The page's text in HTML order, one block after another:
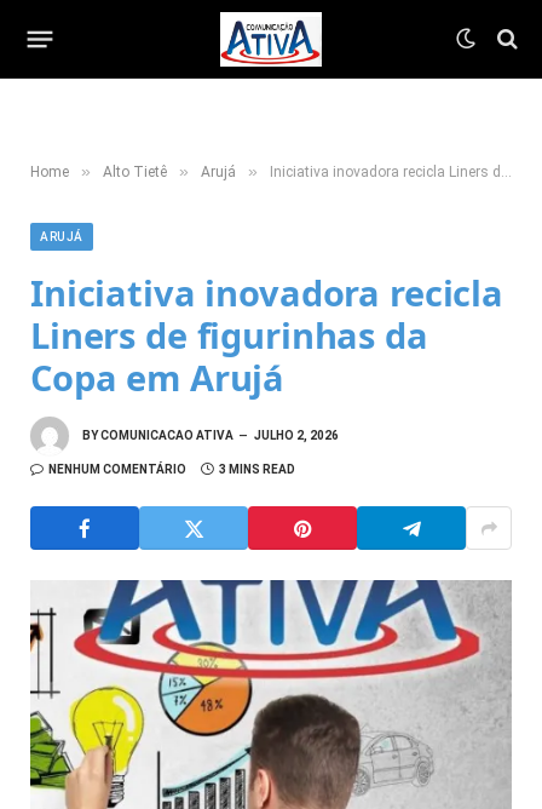
Home » Alto Tietê » Arujá » Iniciativa inovadora recicla Liners de figurinhas da Copa em Arujá
ARUJÁ
Iniciativa inovadora recicla
Liners de figurinhas da
Copa em Arujá
BYCOMUNICACAO ATIVA JULHO 2, 2026
NENHUM COMENTÁRIO 3 MINS READ